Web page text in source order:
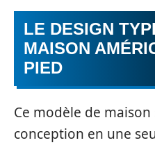
LE DESIGN
MAISON
PIED
Ce modèle de
conception en une